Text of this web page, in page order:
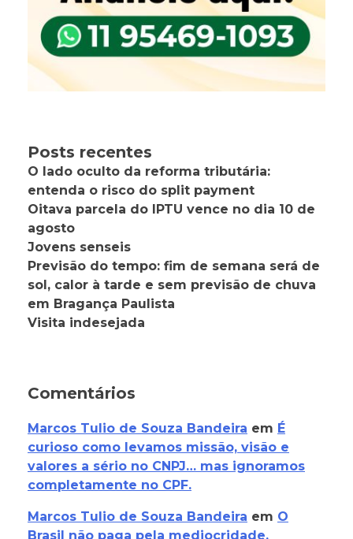
Posts recentes
O lado oculto da reforma tributária:
entenda o risco do split payment
Oitava parcela do IPTU vence no dia 10 de
agosto
Jovens senseis
Previsão do tempo: fim de semana será de
sol, calor à tarde e sem previsão de chuva
em Bragança Paulista
Visita indesejada
Comentários
Marcos Tulio de Souza Bandeira em É
curioso como levamos missão, visão e
valores a sério no CNPJ… mas ignoramos
completamente no CPF.
Marcos Tulio de Souza Bandeira em O
Brasil não paga pela mediocridade.